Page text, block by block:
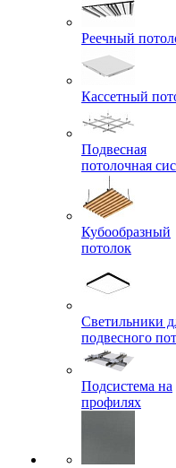
Реечный
Кассетный
Подвесная
потолочная
Кубообразный
потолок
Светильники
подвесного
Подсистема на
профилях